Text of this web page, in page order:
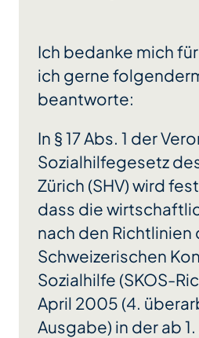
Ich bedanke mich
ich gerne
beantworte:
In § 17 Abs. 1 der
Sozialhilfegesetz
Zürich (SHV) wird
dass die
nach den Richtlinien
Schweizerischen
Sozialhilfe (SKOS-
April 2005 (4.
Ausgabe) in der ab